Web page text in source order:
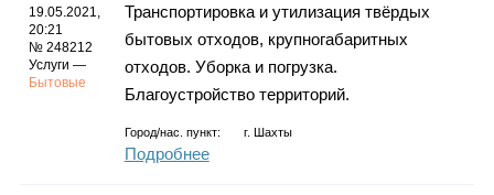
19.05.2021,
20:21
№ 248212
Услуги —
Бытовые
Транспортировка и утилизация твёрдых
бытовых отходов, крупногабаритных
отходов. Уборка и погрузка.
Благоустройство территорий.
Город/нас. пункт: г. Шахты
Подробнее